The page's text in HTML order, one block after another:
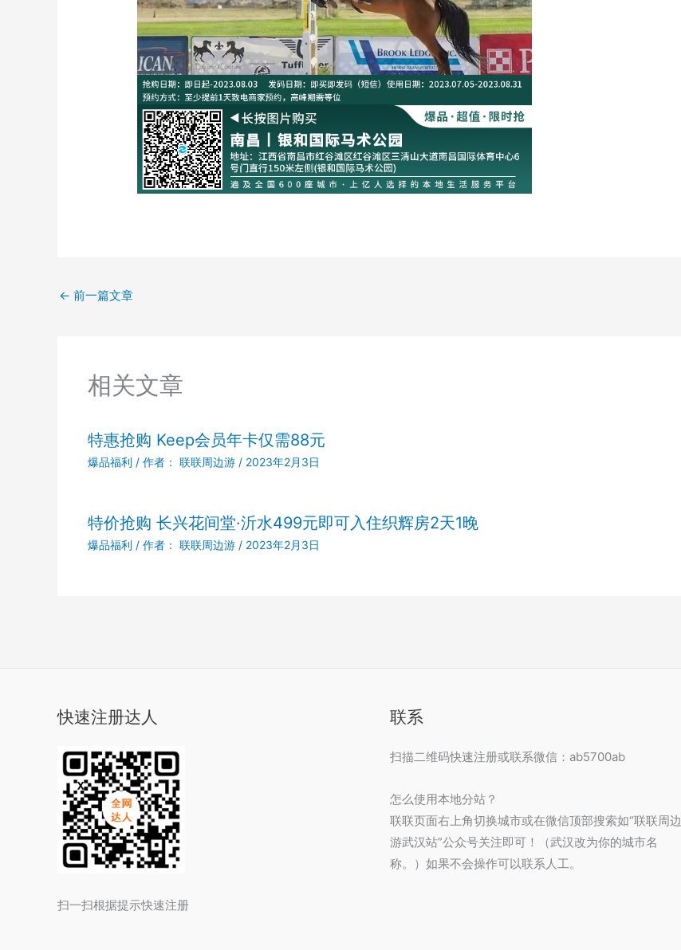
← 前一篇文章
相关文章
特惠抢购 Keep会员年卡仅需88元
爆品福利 / 作者： 联联周边游 / 2023年2月3日
特价抢购 长兴花间堂·沂水499元即可入住织辉房2天1晚
爆品福利 / 作者： 联联周边游 / 2023年2月3日
快速注册达人
扫一扫根据提示快速注册
联系
扫描二维码快速注册或联系微信：ab5700ab
怎么使用本地分站？
联联页面右上角切换城市或在微信顶部搜索如“联联周边
游武汉站”公众号关注即可！（武汉改为你的城市名
称。）如果不会操作可以联系人工。